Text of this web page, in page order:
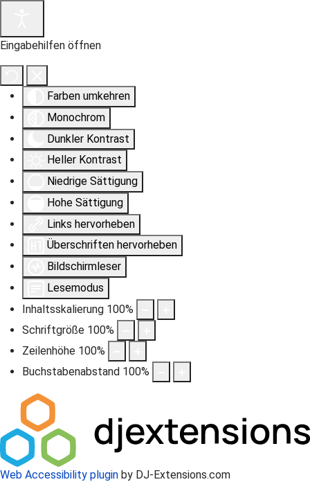
Eingabehilfen öffnen
Farben umkehren
Monochrom
Dunkler Kontrast
Heller Kontrast
Niedrige Sättigung
Hohe Sättigung
Links hervorheben
Überschriften hervorheben
Bildschirmleser
Lesemodus
Inhaltsskalierung 100%
Schriftgröße 100%
Zeilenhöhe 100%
Buchstabenabstand 100%
Web Accessibility plugin by DJ-Extensions.com